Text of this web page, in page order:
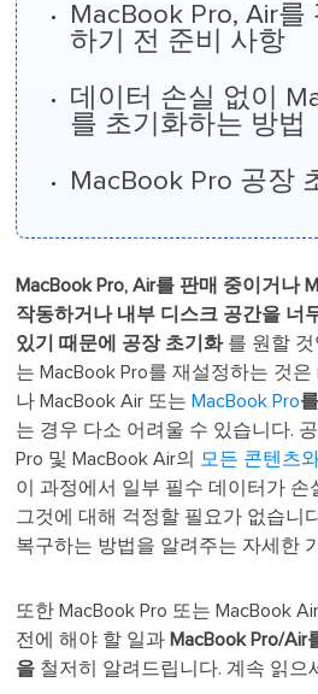
MacBook Pro, Air
하기 전 준비 사항
데이터 손실 없이
를 초기화하는 방법
MacBook Pro 공장
MacBook Pro, Air를 판매 중이거나
작동하거나 내부 디스크 공간을 너
있기 때문에 공장 초기화를 원할 것
는 MacBook Pro를 재설정하는 것
나 MacBook Air 또는 MacBook Pro
는 경우 다소 어려울 수 있습니다.
Pro 및 MacBook Air의
모든 콘텐츠
이 과정에서 일부 필수 데이터가 손
그것에 대해 걱정할 필요가 없습니
복구하는 방법을 알려주는 자세한
또한 MacBook Pro 또는 MacBook
전에 해야 할 일과 MacBook Pro/Air
을 철저히 알려드립니다. 계속 읽으